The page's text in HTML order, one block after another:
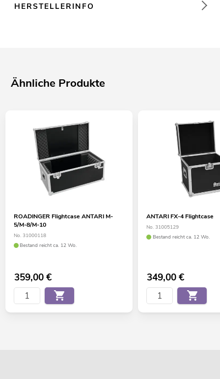
HERSTELLERINFO
Ähnliche Produkte
ROADINGER Flightcase ANTARI M-
5/M-8/M-10
No. 31000118
Bestand reicht ca. 12 Wo.
359,00€
ANTARI FX-4 Flightcase
No. 31005129
Bestand reicht ca. 12 Wo.
349,00€